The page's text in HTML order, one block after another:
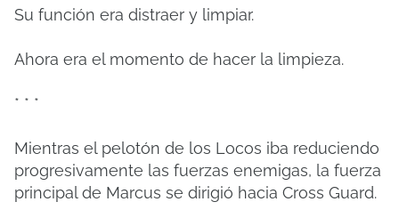
Su función era distraer y limpiar.
Ahora era el momento de hacer la limpieza.
* * *
Mientras el pelotón de los Locos iba reduciendo
progresivamente las fuerzas enemigas, la fuerza
principal de Marcus se dirigió hacia Cross Guard.